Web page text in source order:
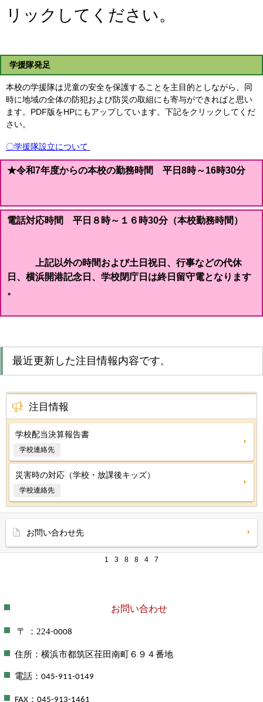
リックしてください。
学援隊発足
本校の学援隊は児童の安全を保護することを主目的としながら、同
時に地域の全体の防犯および防災の取組にも寄与ができればと思い
ます。PDF版をHPにもアップしています。下記をクリックしてくだ
さい。
〇学援隊設立について
★令和7年度からの本校の勤務時間 平日8時～16時30分
電話対応時間 平日８時～１６時30分（本校勤務時間）
上記以外の時間および土日祝日、行事などの代休
日、横浜開港記念日、学校閉庁日は終日留守電となります
。
最近更新した注目情報内容です。
注目情報
学校配当決算報告書
学校連絡先
災害時の対応（学校・放課後キッズ）
学校連絡先
お問い合わせ先
1 3 8 8 4 7
お問い合わせ
〒 ：224-0008
住所：横浜市都筑区荏田南町６９４番地
電話： 045-911-0149
FAX ： 045-913-1461